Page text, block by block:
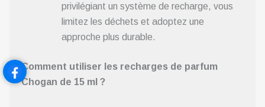
privilégiant un système de recharge, vous
limitez les déchets et adoptez une
approche plus durable.
Comment utiliser les recharges de parfum
Chogan de 15 ml ?